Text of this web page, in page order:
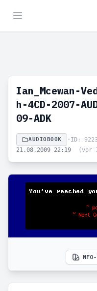
Ian_Mcewan-
h-4CD-2007-
09-ADK
AUDIOBOOK • ID:
21.08.2009 22:19
(vor